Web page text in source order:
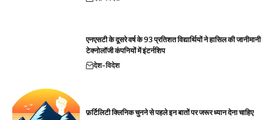
एनएसटी के दूसरे वर्ष के 93 प्रतिशत विद्यार्थियों ने हासिल की जानीमानी
टेक्नोलॉजी कंपनियों में इंटर्नशिप
देश-विदेश
फ़र्टिलिटी क्लिनिक चुनने से पहले इन बातों पर जरूर ध्यान देना चाहिए